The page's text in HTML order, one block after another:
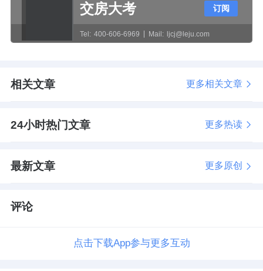
交房大考
Tel: 400-606-6969 Mail: ljcj@leju.com
订阅
相关文章 更多相关文章
24小时热门文章 更多热读
最新文章 更多原创
评论
点击下载App参与更多互动